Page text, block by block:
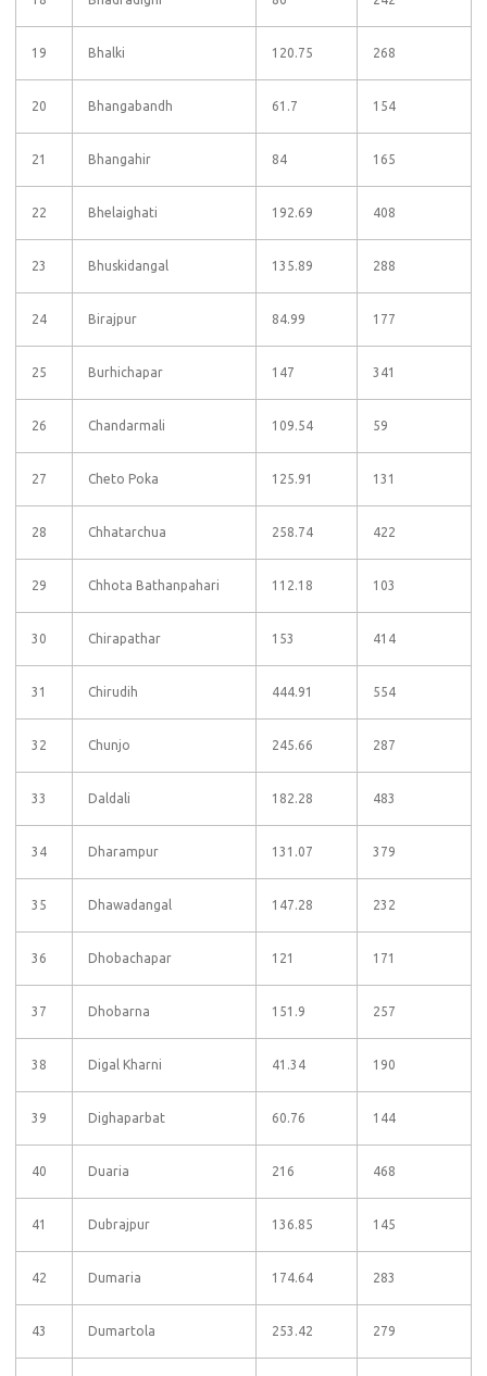
19 Bhalki 120.75 268
20 Bhangabandh 61.7 154
21 Bhangahir 84 165
22 Bhelaighati 192.69 408
23 Bhuskidangal 135.89 288
24 Birajpur 84.99 177
25 Burhichapar 147 341
26 Chandarmali 109.54 59
27 Cheto Poka 125.91 131
28 Chhatarchua 258.74 422
29 Chhota Bathanpahari 112.18 103
30 Chirapathar 153 414
31 Chirudih 444.91 554
32 Chunjo 245.66 287
33 Daldali 182.28 483
34 Dharampur 131.07 379
35 Dhawadangal 147.28 232
36 Dhobachapar 121 171
37 Dhobarna 151.9 257
38 Digal Kharni 41.34 190
39 Dighaparbat 60.76 144
40 Duaria 216 468
41 Dubrajpur 136.85 145
42 Dumaria 174.64 283
43 Dumartola 253.42 279